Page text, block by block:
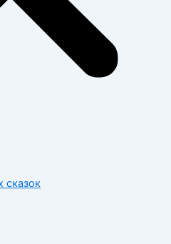
сказок